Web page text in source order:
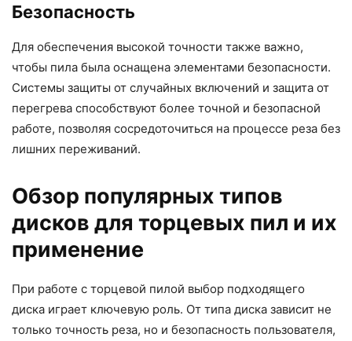
Безопасность
Для обеспечения высокой точности также важно,
чтобы пила была оснащена элементами безопасности.
Системы защиты от случайных включений и защита от
перегрева способствуют более точной и безопасной
работе, позволяя сосредоточиться на процессе реза без
лишних переживаний.
Обзор популярных типов
дисков для торцевых пил и их
применение
При работе с торцевой пилой выбор подходящего
диска играет ключевую роль. От типа диска зависит не
только точность реза, но и безопасность пользователя,